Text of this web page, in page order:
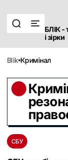
БЛІК -
і зірки
blik Кримінал
СБУ